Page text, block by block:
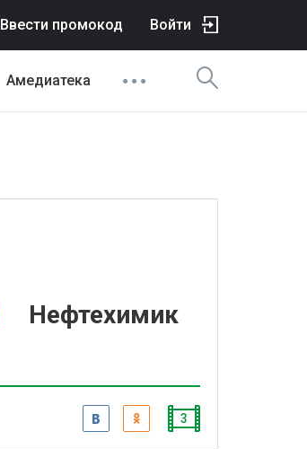
Ввести промокод Войти
Амедиатека
Нефтехимик
3